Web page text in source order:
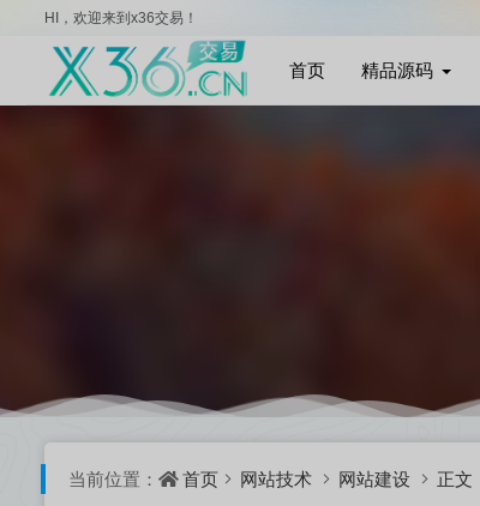
HI，欢迎来到x36交易！
首页 精品源码
当前位置： 首页 网站技术 网站建设 正文